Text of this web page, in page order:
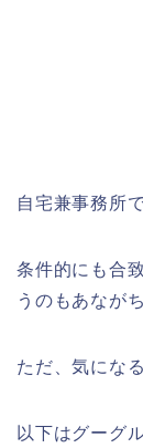
自宅兼事務所
条件的にも合
うのもあなが
ただ、気にな
以下はグーグ